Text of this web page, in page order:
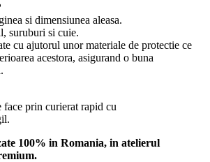
si dimensiunea aleasa.
suruburi si cuie.
cu ajutorul unor materiale de protectie ce
acestora, asigurand o buna
prin curierat rapid cu
100% in Romania, in atelierul